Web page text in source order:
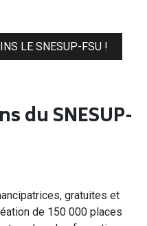
LE SNESUP-FSU !
du SNESUP-
gratuites et
de 150 000 places